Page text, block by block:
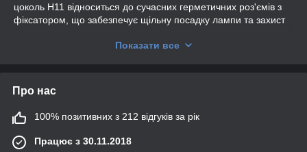
цоколь H11 відноситься до сучасних герметичних роз'ємів з
фіксатором, що забезпечує щільну посадку лампи та захист
розмірам, у ряді випадків лампи H11 можуть
Особливість ксенонових ламп полягає в тому, що світло
в газовому середовищі. Це дозволяє отримати більш
сприймається оком і дає чіткішу картину дороги. В оптиці з
Показати все
Про нас
100% позитивних з 212 відгуків за рік
Працює з 30.11.2018